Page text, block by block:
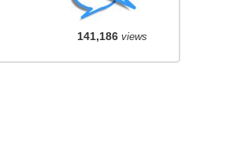
141,186 views